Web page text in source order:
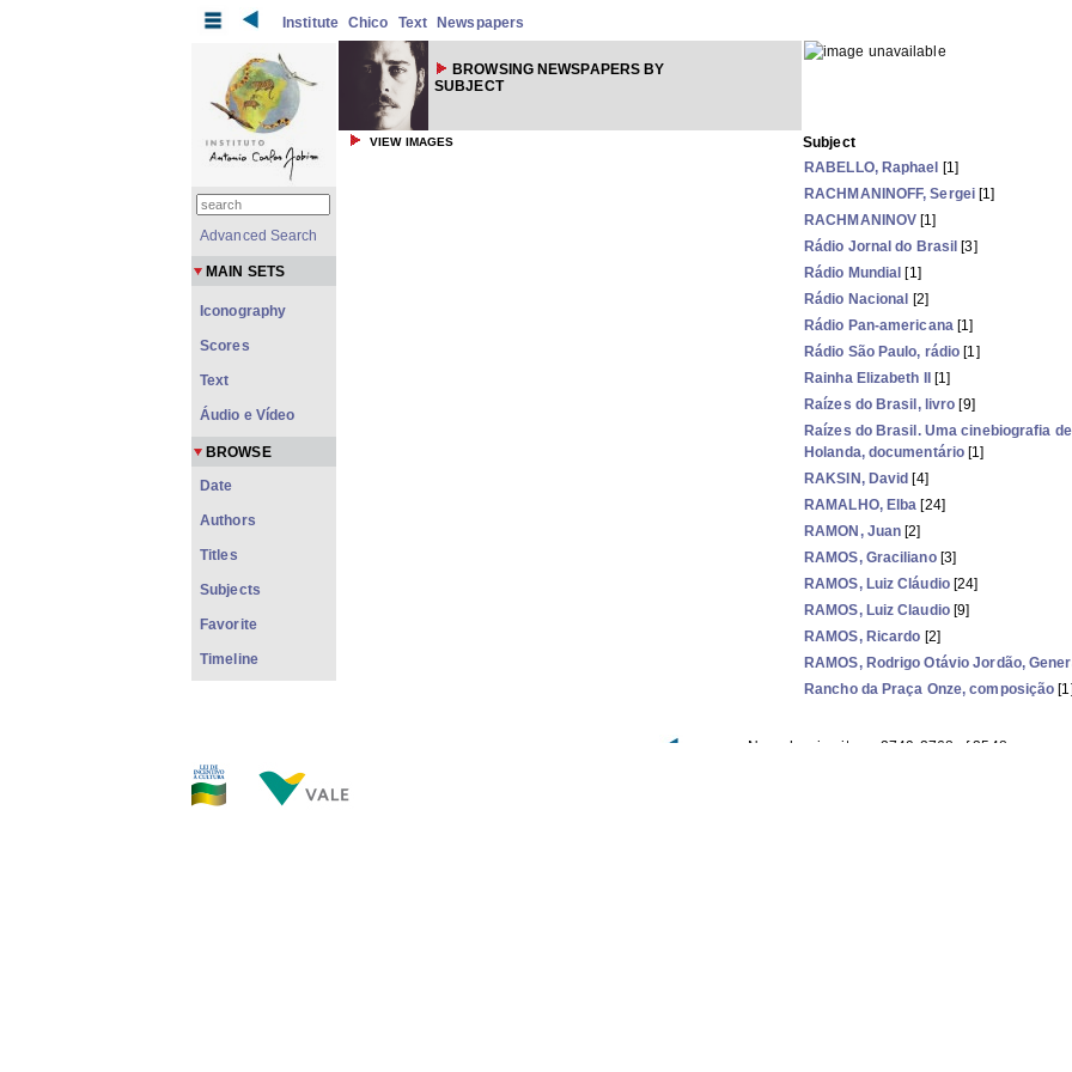
Institute Chico Text Newspapers
BROWSING NEWSPAPERS BY
SUBJECT
VIEW IMAGES
Subject
RABELLO, Raphael [1]
RACHMANINOFF, Sergei [1]
RACHMANINOV [1]
Rádio Jornal do Brasil [3]
Rádio Mundial [1]
Rádio Nacional [2]
Rádio Pan-americana[1]
Rádio São Paulo, rádio [1]
Rainha Elizabeth II
[1]
Raízes do Brasil, livro [9]
Raízes do Brasil. Uma cinebiografia
Holanda, documentário [1]
RAKSIN, David [4]
RAMALHO, Elba [24]
RAMON, Juan [2]
RAMOS, Graciliano[3]
RAMOS, Luiz Cláudio[24]
RAMOS, Luiz Claudio[9]
RAMOS, Ricardo [2]
RAMOS, Rodrigo Otávio Jordão,
Rancho da Praça Onze, composição [1]
Now showing items 2749-2768 of 3548
Advanced Search
MAIN SETS
Iconography
Scores
Text
Áudio e Vídeo
BROWSE
Date
Authors
Titles
Subjects
Favorite
Timeline